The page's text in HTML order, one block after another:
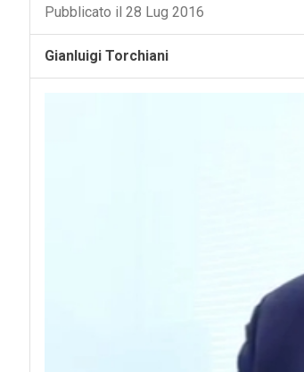
Pubblicato il 28 Lug 2016
Gianluigi Torchiani